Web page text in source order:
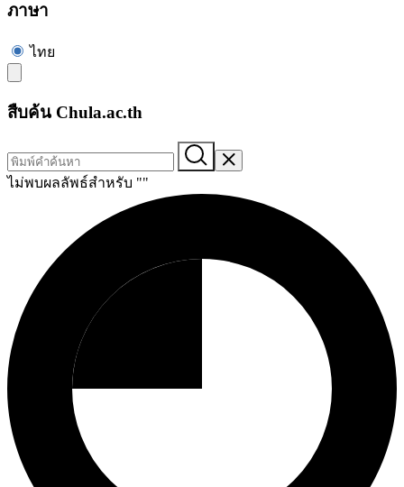
ภาษา
ไทย
สืบค้น Chula.ac.th
ไม่พบผลลัพธ์สำหรับ ""